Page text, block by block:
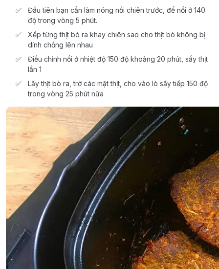
Đầu tiên bạn cần làm nóng nồi chiên trước, để nồi ở 140
độ trong vòng 5 phút.
Xếp từng thịt bò ra khay chiên sao cho thịt bò không bị
dính chồng lên nhau
Điều chỉnh nồi ở nhiệt độ 150 độ khoảng 20 phút, sấy thịt
lần 1
Lấy thịt bò ra, trở các mặt thịt, cho vào lò sấy tiếp 150 độ
trong vòng 25 phút nữa